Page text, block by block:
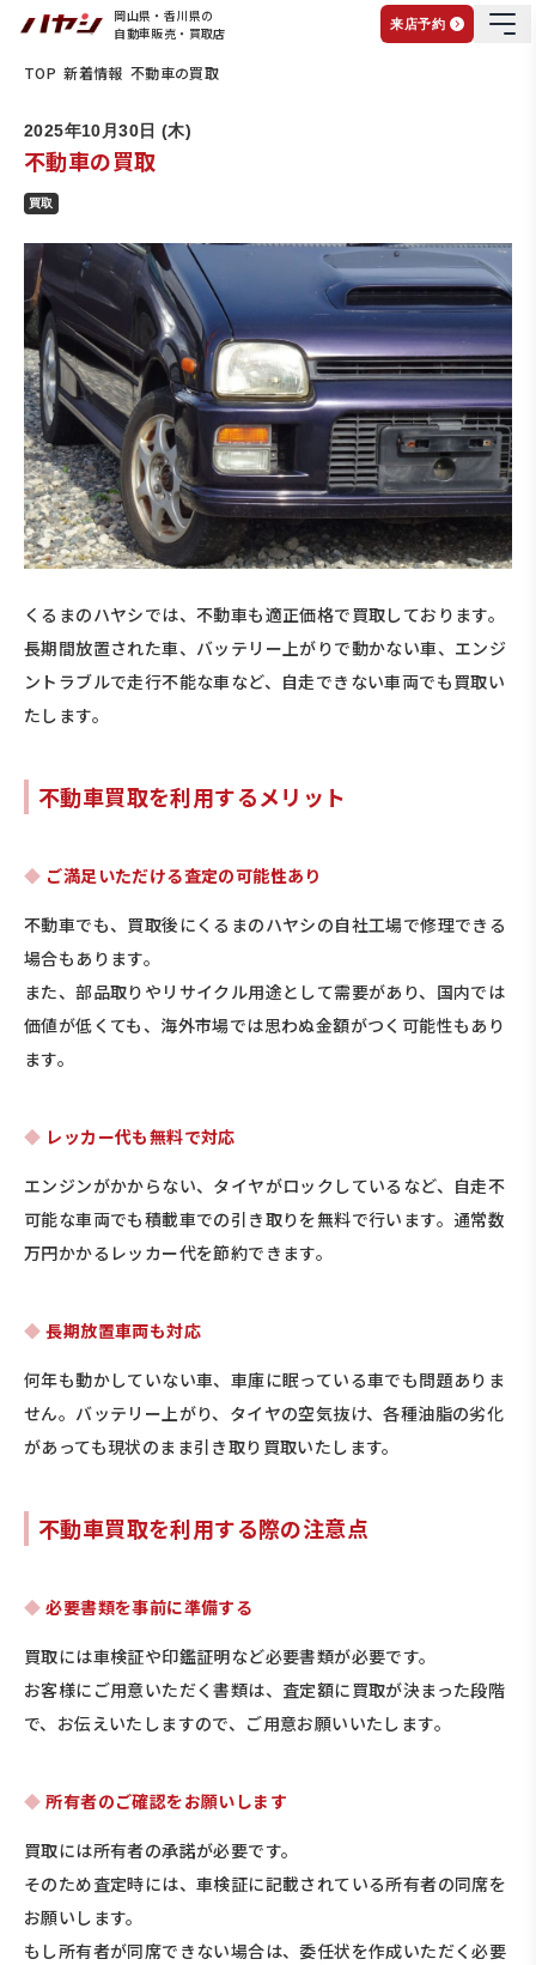
岡山県・香川県の
自動車販売・買取店
来店予約
TOP 新着情報 不動車の買取
2025年10月30日 (木)
不動車の買取
買取
くるまのハヤシでは、不動車も適正価格で買取しております。
長期間放置された車、バッテリー上がりで動かない車、エンジ
ントラブルで走行不能な車など、自走できない車両でも買取い
たします。
不動車買取を利用するメリット
ご満足いただける査定の可能性あり
不動車でも、買取後にくるまのハヤシの自社工場で修理できる
場合もあります。
また、部品取りやリサイクル用途として需要があり、国内では
価値が低くても、海外市場では思わぬ金額がつく可能性もあり
ます。
レッカー代も無料で対応
エンジンがかからない、タイヤがロックしているなど、自走不
可能な車両でも積載車での引き取りを無料で行います。通常数
万円かかるレッカー代を節約できます。
長期放置車両も対応
何年も動かしていない車、車庫に眠っている車でも問題ありま
せん。バッテリー上がり、タイヤの空気抜け、各種油脂の劣化
があっても現状のまま引き取り買取いたします。
不動車買取を利用する際の注意点
必要書類を事前に準備する
買取には車検証や印鑑証明など必要書類が必要です。
お客様にご用意いただく書類は、査定額に買取が決まった段階
で、お伝えいたしますので、ご用意お願いいたします。
所有者のご確認をお願いします
買取には所有者の承諾が必要です。
そのため査定時には、車検証に記載されている所有者の同席を
お願いします。
もし所有者が同席できない場合は、委任状を作成いただく必要